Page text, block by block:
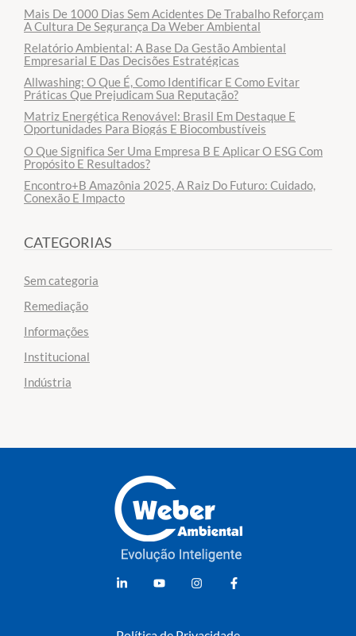
Mais De 1000 Dias Sem Acidentes De Trabalho Reforçam
A Cultura De Segurança Da Weber Ambiental
Relatório Ambiental: A Base Da Gestão Ambiental
Empresarial E Das Decisões Estratégicas
Allwashing: O Que É, Como Identificar E Como Evitar
Práticas Que Prejudicam Sua Reputação?
Matriz Energética Renovável: Brasil Em Destaque E
Oportunidades Para Biogás E Biocombustíveis
O Que Significa Ser Uma Empresa B E Aplicar O ESG Com
Propósito E Resultados?
Encontro+B Amazônia 2025, A Raiz Do Futuro: Cuidado,
Conexão E Impacto
CATEGORIAS
Sem categoria
Remediação
Informações
Institucional
Indústria